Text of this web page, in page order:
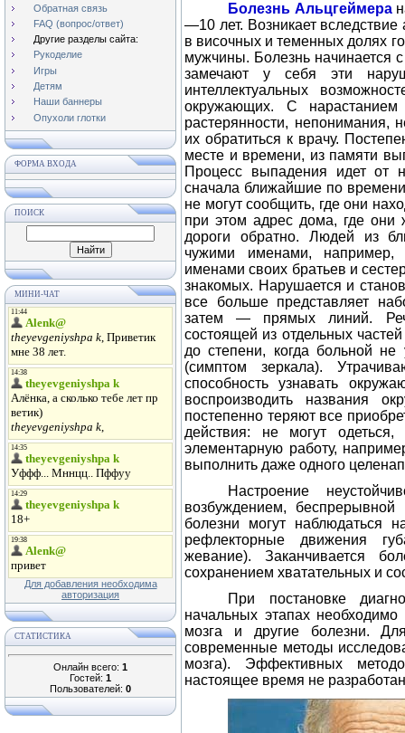
Обратная связь
FAQ (вопрос/ответ)
Другие разделы сайта:
Рукоделие
Игры
Детям
Наши баннеры
Опухоли глотки
ФОРМА ВХОДА
ПОИСК
МИНИ-ЧАТ
Для добавления необходима
авторизация
СТАТИСТИКА
Онлайн всего: 1
Гостей: 1
Пользователей: 0
Болезнь Альцгеймера
—10 лет. Возникает
в височных и теменных долях
мужчины. Болезнь начинается
замечают у себя эти
интеллектуальных
окружающих. С нарастанием
растерянности, непонимания,
их обратиться к врачу.
месте и времени, из памяти
Процесс выпадения идет от
сначала ближайшие по
не могут сообщить, где они
при этом адрес дома, где
дороги обратно. Людей из
чужими именами, например,
именами своих братьев и
знакомых. Нарушается и
все больше представляет
затем — прямых линий.
состоящей из отдельных
до степени, когда больной
(симптом зеркала).
способность узнавать
воспроизводить названия
постепенно теряют все
действия: не могут одеться,
элементарную работу,
выполнить даже одного
Настроение
возбуждением,
болезни могут наблюдаться
рефлекторные движения
жевание). Заканчивается
сохранением хватательных и
При постановке
начальных этапах необходимо
мозга и другие болезни.
современные методы
мозга). Эффективных
настоящее время не